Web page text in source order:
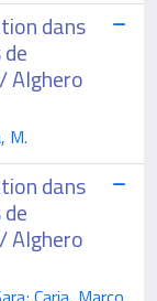
dans
Alghero
M.
dans
Alghero